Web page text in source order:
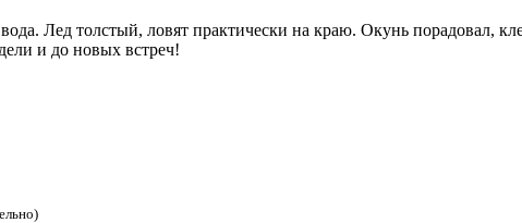
Лед толстый, ловят практически на краю. Окунь порадовал,
и до новых встреч!